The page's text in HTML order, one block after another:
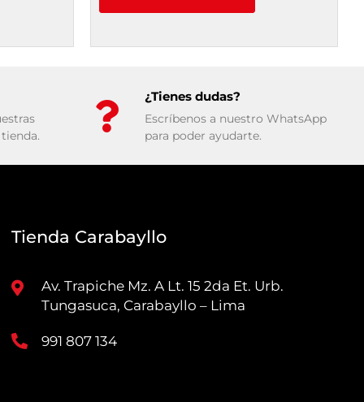
¿Tienes dudas?
Escríbenos a nuestro WhatsApp
para poder ayudarte.
Tienda Carabayllo
Av. Trapiche Mz. A Lt. 15 2da Et. Urb.
Tungasuca, Carabayllo – Lima
991 807 134